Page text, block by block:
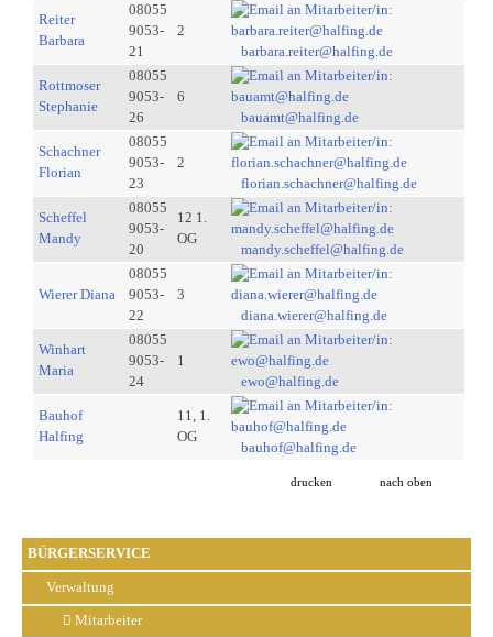
BÜRGERSERVICE
Verwaltung
Mitarbeiter
Reiter
Barbara
08055
9053-
21
2
barbara.reiter@halfing.de
Rottmoser
Stephanie
08055
9053-
26
6
bauamt@halfing.de
Schachner
Florian
08055
9053-
23
2
florian.schachner@halfing.de
Scheffel
Mandy
08055
9053-
20
12 1.
OG
mandy.scheffel@halfing.de
Wierer Diana
08055
9053-
22
3
diana.wierer@halfing.de
Winhart
Maria
08055
9053-
24
1
ewo@halfing.de
Bauhof
Halfing
11, 1.
OG
bauhof@halfing.de
drucken nach oben